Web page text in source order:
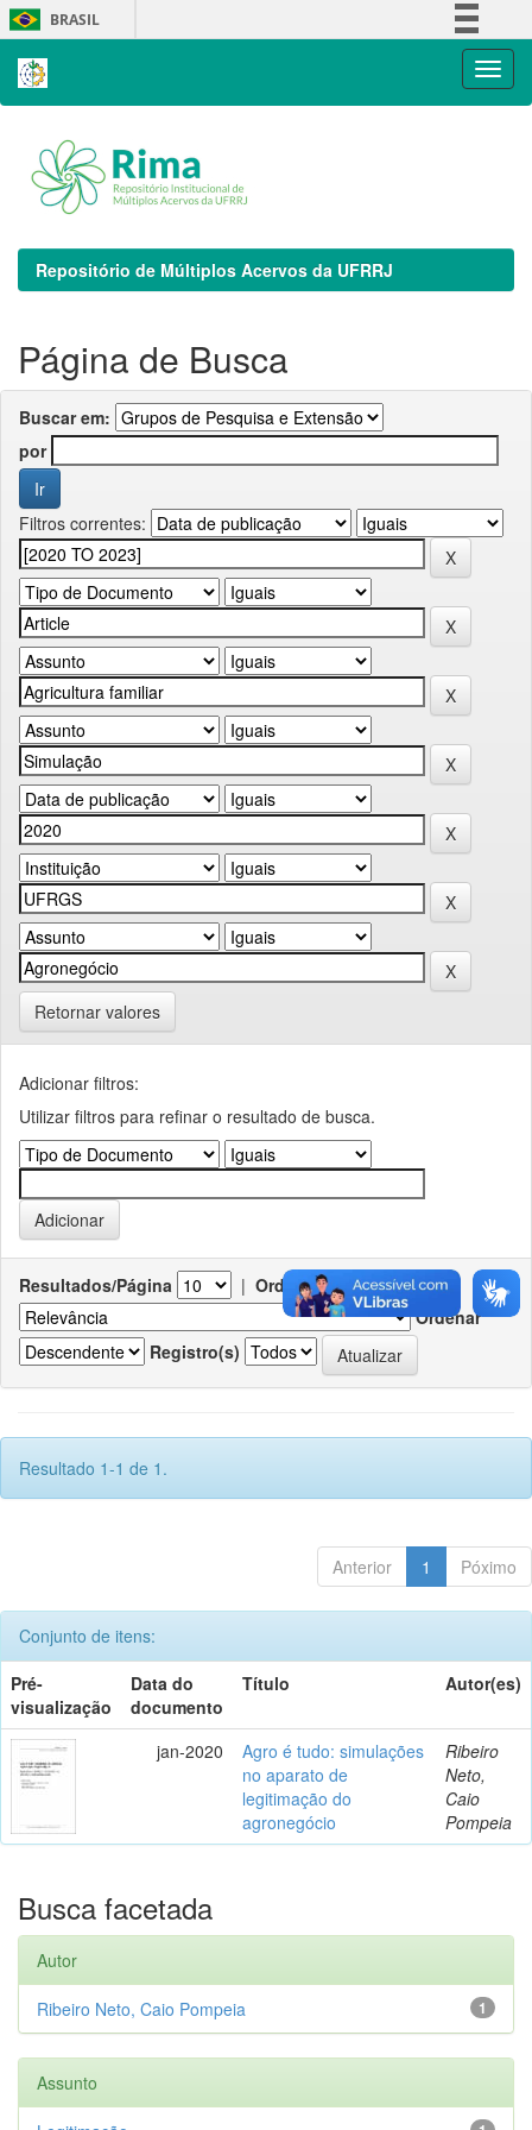
Skip
navigation
BRASIL
Repositório de Múltiplos Acervos da UFRRJ
Página de Busca
Buscar em:
por
Filtros correntes:
Retornar valores
Adicionar filtros:
Utilizar filtros para refinar o resultado de busca.
Resultados/Página | Ordenar registros por
Ordenar
Registro(s)
Resultado 1-1 de 1.
Anterior 1 Póximo
Conjunto de itens:
Pré-
visualização
Data do
documento
Título Autor(es)
jan-2020
Agro é tudo: simulações
no aparato de
legitimação do
agronegócio
Ribeiro
Neto,
Caio
Pompeia
Busca facetada
Autor
1
Ribeiro Neto, Caio Pompeia
Assunto